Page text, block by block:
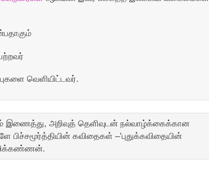
வெளியிட்டவர்.
அறிவுத் தெளிவுடன் நல்வாழ்க்கைக்கான
கவிதைகள் –’புதுக்கவிதையின்